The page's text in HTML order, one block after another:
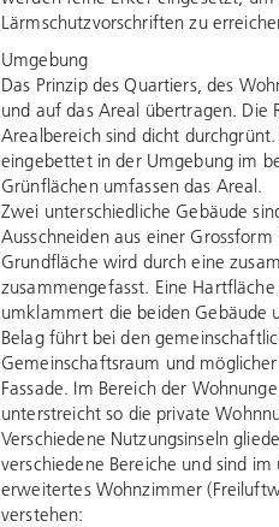
Lärmschutzvorschriften zu
Umgebung
Das Prinzip des Quartiers, des
und auf das Areal übertragen. Die
Arealbereich sind dicht
eingebettet in der Umgebung im
Grünflächen umfassen das Areal.
Zwei unterschiedliche Gebäude
Ausschneiden aus einer
Grundfläche wird durch eine
zusammengefasst. Eine
umklammert die beiden Gebäude
Belag führt bei den
Gemeinschaftsraum und
Fassade. Im Bereich der
unterstreicht so die private
Verschiedene Nutzungsinseln
verschiedene Bereiche und sind
erweitertes Wohnzimmer
verstehen: